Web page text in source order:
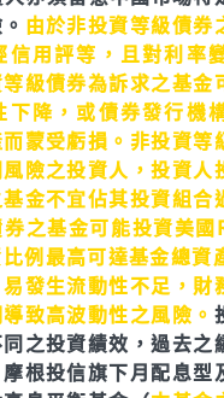
由於非投資等級債券
信用評等，且對利率
級債券為訴求之基金
下降，或債券發行機
蒙受虧損。非投資等
險之投資人，投資人
金不宜佔其投資組合
之基金可能投資美
比例最高可達基金總
發生流動性不足，財
致高波動性之風險。
之投資績效，過去之
摩根投信旗下月配息型